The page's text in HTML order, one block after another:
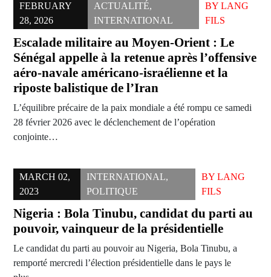
FEBRUARY
28, 2026
ACTUALITÉ,
INTERNATIONAL
BY LANG
FILS
Escalade militaire au Moyen-Orient : Le
Sénégal appelle à la retenue après l’offensive
aéro-navale américano-israélienne et la
riposte balistique de l’Iran
L’équilibre précaire de la paix mondiale a été rompu ce samedi
28 février 2026 avec le déclenchement de l’opération
conjointe…
MARCH 02,
2023
INTERNATIONAL,
POLITIQUE
BYLANG
FILS
Nigeria : Bola Tinubu, candidat du parti au
pouvoir, vainqueur de la présidentielle
Le candidat du parti au pouvoir au Nigeria, Bola Tinubu, a
remporté mercredi l’élection présidentielle dans le pays le